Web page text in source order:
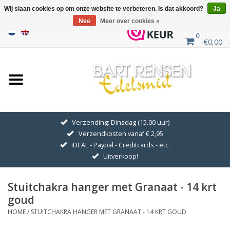
0
€0,00
Home
Uitverkoop
GOUDEN SYMBOLEN
Hanger Kettingen
Oorhangers
Verzending: Dinsdag (15.00 uur)
Verzendkosten vanaf € 2,95
iDEAL - Paypal - Creditcards - etc.
Uitverkoop!
Stuitchakra hanger met Granaat - 14 krt
goud
HOME/ STUITCHAKRA HANGER MET GRANAAT - 14 KRT GOUD
Wij slaan cookies op om onze website te verbeteren. Is dat akkoord?
Ja
Nee
Meer over cookies »